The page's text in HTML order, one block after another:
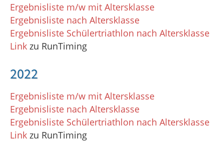
Ergebnisliste m/w mit Altersklasse
Ergebnisliste nach Altersklasse
Ergebnisliste Schülertriathlon nach Altersklasse
Link zu RunTiming
2022
Ergebnisliste m/w mit Altersklasse
Ergebnisliste nach Altersklasse
Ergebnisliste Schülertriathlon nach Altersklasse
Link zu RunTiming